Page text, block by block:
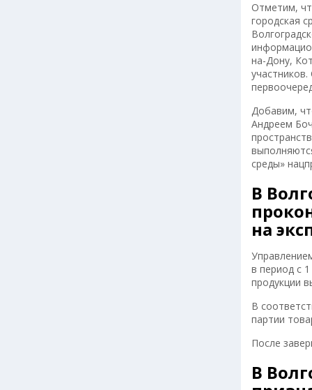
Отметим,
городская
на-Дону,
Добавим,
Андреем
среды»
В
на
в период c
продукции
В
партии
После
В